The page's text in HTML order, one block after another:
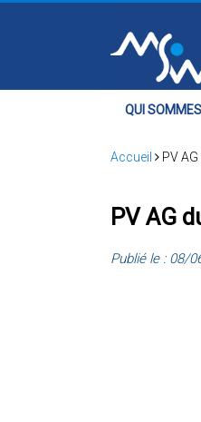
QUI
Accueil PV
PV AG
Publié le : 08/